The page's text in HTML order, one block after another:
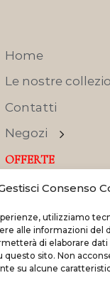
Consenso
utilizziamo
alle informazioni del
di elaborare
questo sito. Non
su alcune
Home
Le nostre
Contatti
Negozi
OFFERTE
Made with and